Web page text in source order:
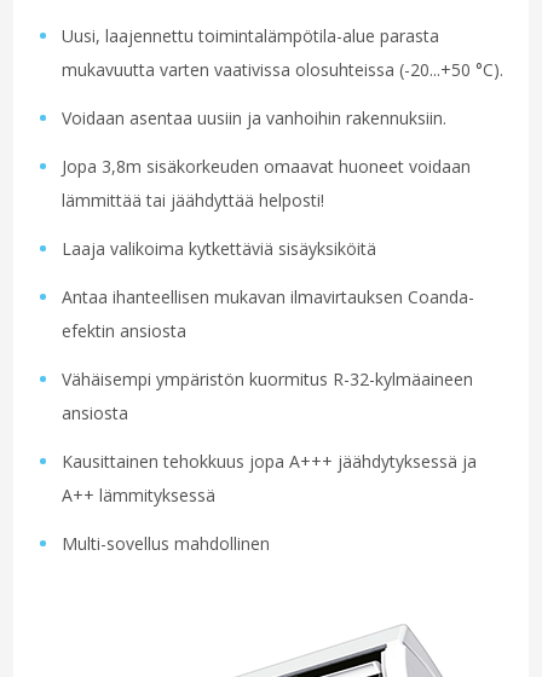
Uusi, laajennettu toimintalämpötila-alue parasta
mukavuutta varten vaativissa olosuhteissa (-20...+50 °C).
Voidaan asentaa uusiin ja vanhoihin rakennuksiin.
Jopa 3,8m sisäkorkeuden omaavat huoneet voidaan
lämmittää tai jäähdyttää helposti!
Laaja valikoima kytkettäviä sisäyksiköitä
Antaa ihanteellisen mukavan ilmavirtauksen Coanda-
efektin ansiosta
Vähäisempi ympäristön kuormitus R-32-kylmäaineen
ansiosta
Kausittainen tehokkuus jopa A+++ jäähdytyksessä ja
A++ lämmityksessä
Multi-sovellus mahdollinen